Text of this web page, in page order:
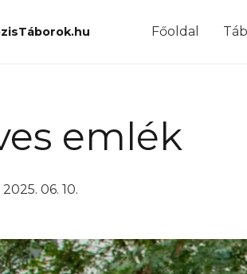
Főoldal
emlék
2025. 06. 10.